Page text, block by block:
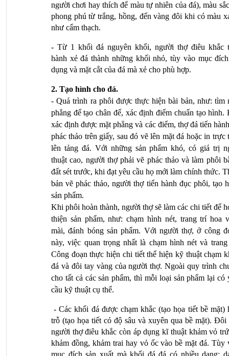
người chơi hay thích để màu tự nhiên của đá), màu
phong phú từ trắng, hồng, đến vàng đôi khi có màu
như cẩm thạch.
- Từ 1 khối đá nguyên khối, người thợ điêu khắc
hành xẻ đá thành những khối nhỏ, tùy vào mục
dụng và mặt cắt của đá mà xẻ cho phù hợp.
2. Tạo hình cho đá.
- Quá trình ra phôi được thực hiện bài bản, như: tìm
phẳng để tạo chân đế, xác định điểm chuẩn tạo hình.
xác định được mặt phẳng và các điểm, thợ đá tiến
phác thảo trên giấy, sau đó vẽ lên mặt đá hoặc in trực
lên tảng đá. Với những sản phẩm khó, có giá trị
thuật cao, người thợ phải vẽ phác thảo và làm phôi
đất sét trước, khi đạt yêu cầu họ mới làm chính thức.
bản vẽ phác thảo, người thợ tiến hành đục phôi, tạo
sản phẩm.
Khi phôi hoàn thành, người thợ sẽ làm các chi tiết để
thiện sản phẩm, như: chạm hình nét, trang trí hoa
mài, đánh bóng sản phẩm. Với người thợ, ở công
này, việc quan trọng nhất là chạm hình nét và
Công đoạn thực hiện chi tiết thể hiện kỹ thuật chạm
đá và đôi tay vàng của người thợ. Ngoài quy trình
cho tất cả các sản phẩm, thì mỗi loại sản phẩm lại có
cầu kỹ thuật cụ thể.
- Các khối đá được chạm khắc (tạo họa tiết bề mặt)
trỗ (tạo họa tiết có độ sâu và xuyên qua bề mặt). Đôi
người thợ điêu khắc còn áp dụng kĩ thuật khảm vỏ
khảm đồng, khảm trai hay vỏ ốc vào bề mặt đá. Tùy
mục đích sản xuất mà khối đá đá có nhiều dạng: